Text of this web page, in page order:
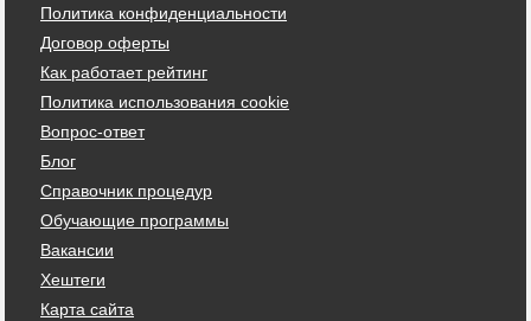
Политика конфиденциальности
Договор оферты
Как работает рейтинг
Политика использования cookie
Вопрос-ответ
Блог
Справочник процедур
Обучающие программы
Вакансии
Хештеги
Карта сайта